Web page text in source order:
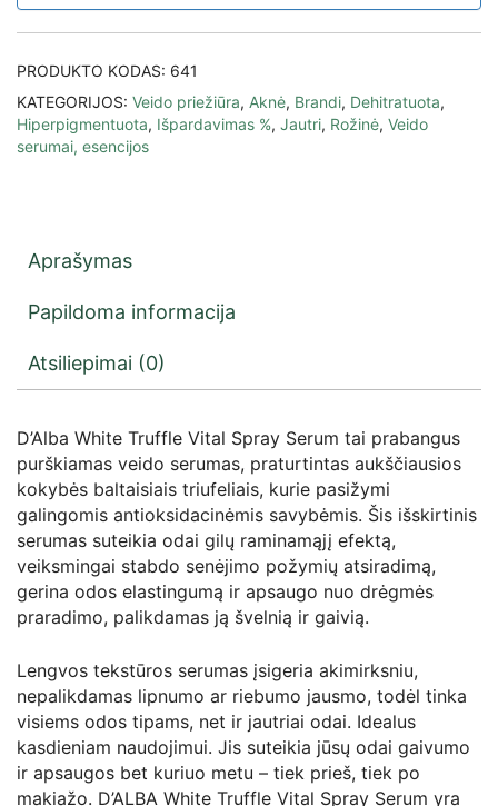
PRODUKTO KODAS: 641
KATEGORIJOS: Veido priežiūra, Aknė, Brandi, Dehitratuota,
Hiperpigmentuota, Išpardavimas %, Jautri, Rožinė, Veido
serumai, esencijos
Aprašymas
Papildoma informacija
Atsiliepimai (0)
D’Alba White Truffle Vital Spray Serum tai prabangus
purškiamas veido serumas, praturtintas aukščiausios
kokybės baltaisiais triufeliais, kurie pasižymi
galingomis antioksidacinėmis savybėmis. Šis išskirtinis
serumas suteikia odai gilų raminamąjį efektą,
veiksmingai stabdo senėjimo požymių atsiradimą,
gerina odos elastingumą ir apsaugo nuo drėgmės
praradimo, palikdamas ją švelnią ir gaivią.
Lengvos tekstūros serumas įsigeria akimirksniu,
nepalikdamas lipnumo ar riebumo jausmo, todėl tinka
visiems odos tipams, net ir jautriai odai. Idealus
kasdieniam naudojimui. Jis suteikia jūsų odai gaivumo
ir apsaugos bet kuriuo metu – tiek prieš, tiek po
makiažo. D’ALBA White Truffle Vital Spray Serum yra